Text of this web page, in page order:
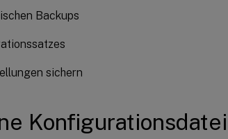
Backups
sichern